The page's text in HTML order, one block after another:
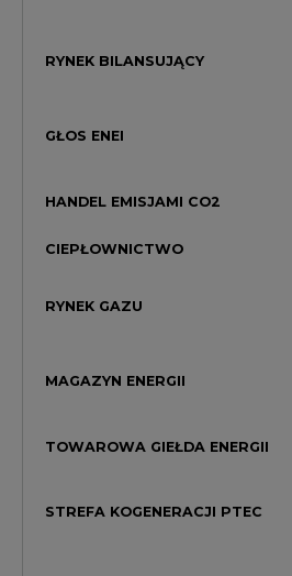
RYNEK BILANSUJĄCY
GŁOS ENEI
HANDEL EMISJAMI CO2
CIEPŁOWNICTWO
RYNEK GAZU
MAGAZYN ENERGII
TOWAROWA GIEŁDA ENERGII
STREFA KOGENERACJI PTEC